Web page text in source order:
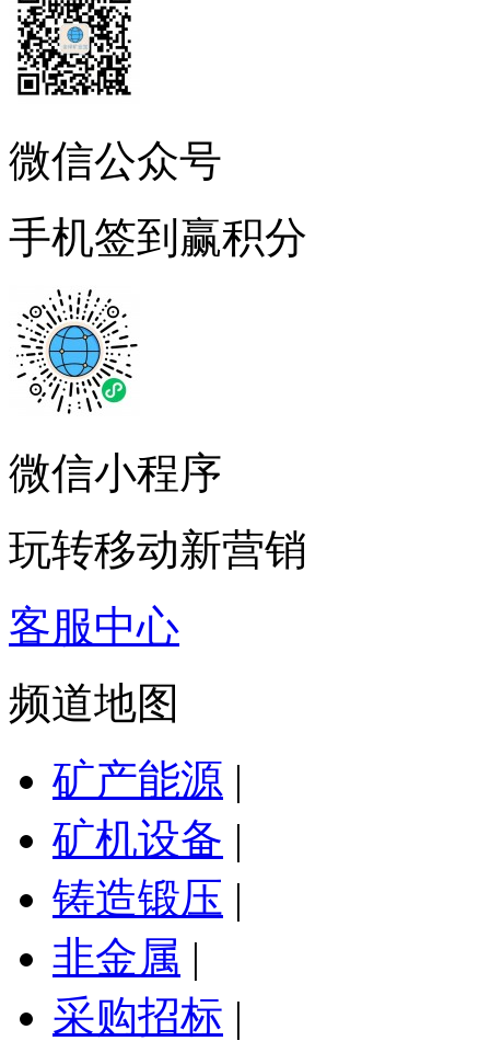
微信公众号
手机签到赢积分
微信小程序
玩转移动新营销
客服中心
频道地图
矿产能源 |
矿机设备 |
铸造锻压 |
非金属 |
采购招标 |